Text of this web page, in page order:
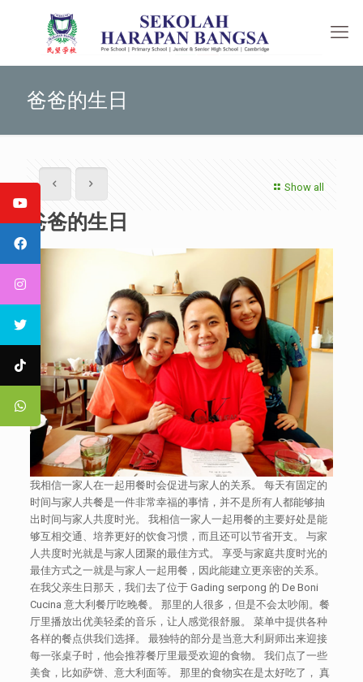
爸爸的生日
Show all
爸爸的生日
我相信⼀家⼈在⼀起用餐时会促进与家人的关系。 每天有固定的
时间与家人共餐是⼀件非常幸福的事情，并不是所有人都能够抽
出时间与家人共度时光。 我相信一家人一起用餐的主要好处是能
够互相交通、培养更好的饮食习惯，而且还可以节省开支。 与家
人共度时光就是与家人团聚的最佳方式。 享受与家庭共度时光的
最佳方式之⼀就是与家人一起用餐，因此能建立更亲密的关系。
在我父亲生日那天，我们去了位于 Gading serpong 的 De Boni
Cucina 意⼤利餐厅吃晚餐。 那里的人很多，但是不会太吵闹。餐
厅里播放出优美轻柔的音乐，让人感觉很舒服。 菜单中提供各种
各样的餐点供我们选择。 最独特的部分是当意大利厨师出来迎接
每一张桌子时，他会推荐餐厅里最受欢迎的食物。 我们点了⼀些
美食，比如萨饼、意大利面等。 那里的食物实在是太好吃了， 真